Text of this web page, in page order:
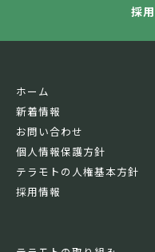
採
ホーム
新着情報
お問い合わせ
個人情報保護方針
テラモトの人権基本方針
採用情報